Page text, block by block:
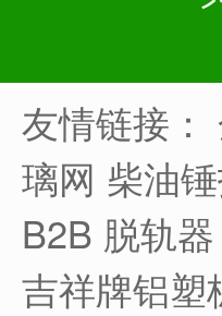
友情链接：
璃网 柴油
B2B 脱轨器
吉祥牌铝塑